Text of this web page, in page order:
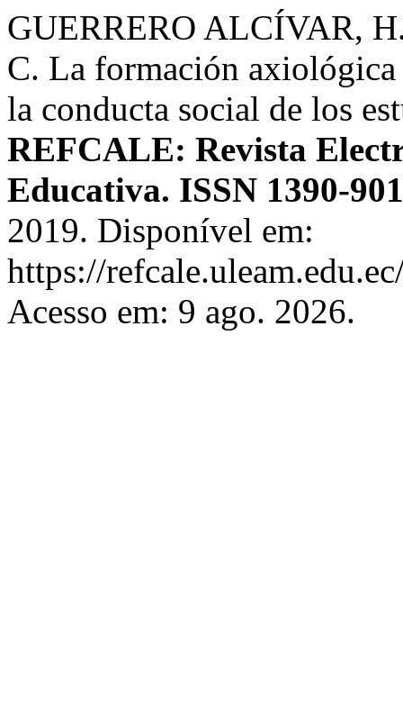
GUERRERO ALCÍVAR,
C. La formación
la conducta social de los
REFCALE: Revista
Educativa. ISSN 1390-
2019. Disponível em:
https://
Acesso em: 9 ago. 2026.